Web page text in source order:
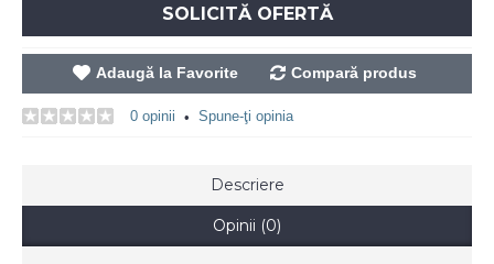
SOLICITĂ OFERTĂ
Adaugă la Favorite Compară produs
0 opinii • Spune-ţi opinia
Descriere
Opinii (0)